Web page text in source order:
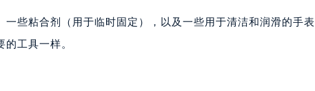
些粘合剂（用于临时固定），以及一些用于清洁和润滑的手表
工具一样。